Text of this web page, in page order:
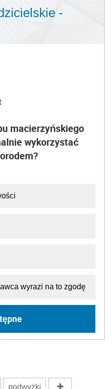
-
macierzyńskiego
wykorzystać
wyrazi na to zgodę
podwyżki